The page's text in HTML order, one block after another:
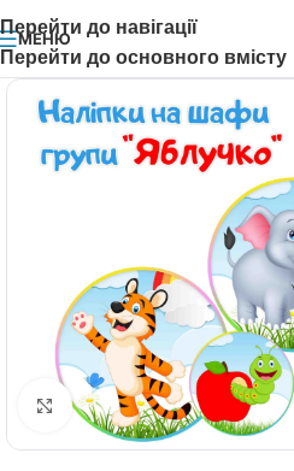
Перейти до навігації
Перейти до основного вмісту
МЕНЮ
Натисніть, щоб збільшити